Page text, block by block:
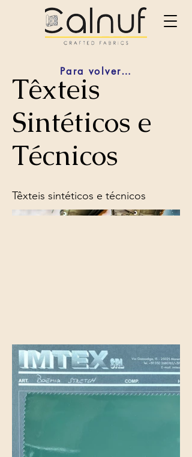
Para volver atras
Têxteis
Sintéticos e
Técnicos
Têxteis sintéticos e técnicos